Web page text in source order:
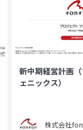
新中期経営計画
ェニックス）
株式会社